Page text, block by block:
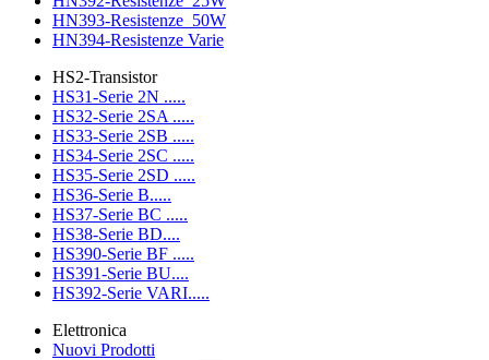
HN393-Resistenze_50W
HN394-Resistenze Varie
HS2-Transistor
HS31-Serie 2N .....
HS32-Serie 2SA .....
HS33-Serie 2SB .....
HS34-Serie 2SC .....
HS35-Serie 2SD .....
HS36-Serie B.....
HS37-Serie BC .....
HS38-Serie BD....
HS390-Serie BF .....
HS391-Serie BU....
HS392-Serie VARI.....
Elettronica
Nuovi Prodotti